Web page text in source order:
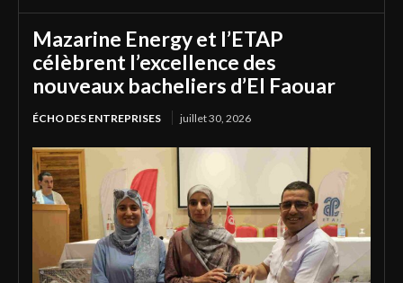
Mazarine Energy et l’ETAP
célèbrent l’excellence des
nouveaux bacheliers d’El Faouar
ÉCHO DES ENTREPRISES juillet 30, 2026